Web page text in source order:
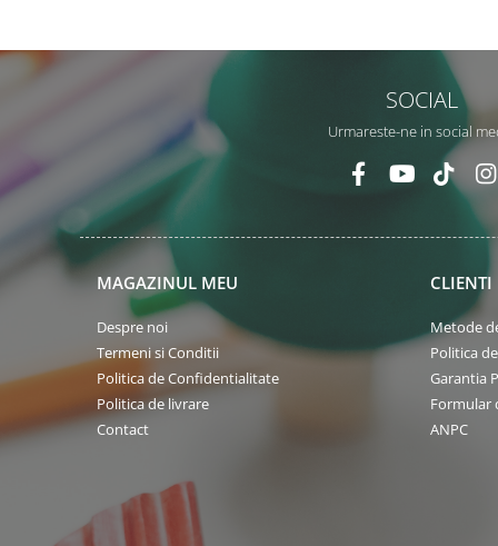
SOCIAL
Urmareste-ne in social
MAGAZINUL MEU
Despre noi
Termeni si Conditii
Politica de Confidentialitate
Politica de livrare
Contact
CLIENTI
Metode
Politica
Garantia
Formular
ANPC